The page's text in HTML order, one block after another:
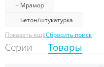
+ Мрамор
+ Бетон/штукатурка
Показать ещёСбросить поиск
Серии Товары